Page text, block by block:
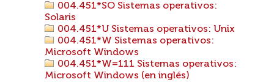
004.451*SO Sistemas operativos:
Solaris
004.451*U Sistemas operativos: Unix
004.451*W Sistemas operativos:
Microsoft Windows
004.451*W=111 Sistemas operativos:
Microsoft Windows (en inglés)